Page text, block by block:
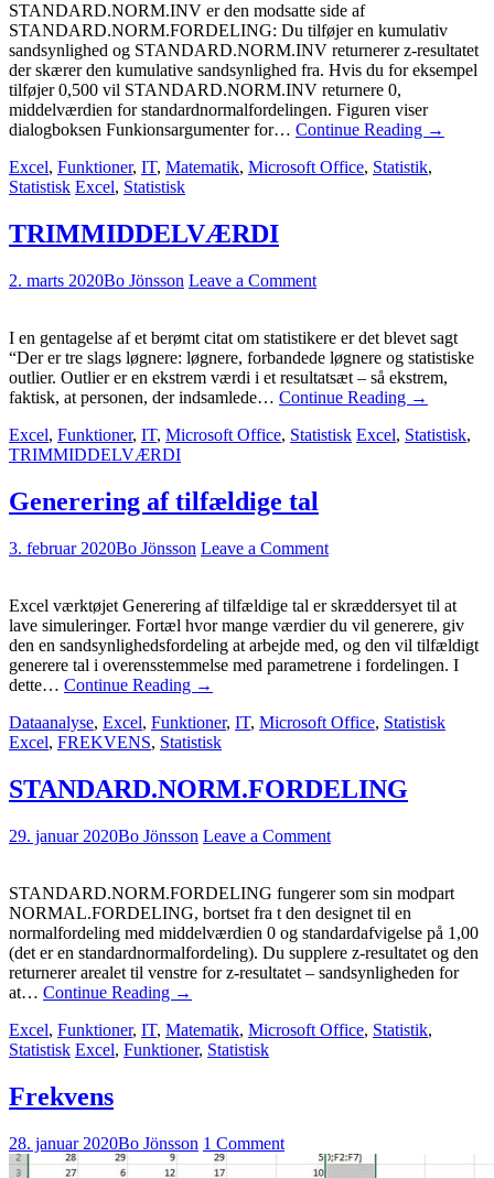
STANDARD.NORM.INV er den modsatte side af
STANDARD.NORM.FORDELING: Du tilføjer en kumulativ
sandsynlighed og STANDARD.NORM.INV returnerer z-resultatet
der skærer den kumulative sandsynlighed fra. Hvis du for eksempel
tilføjer 0,500 vil STANDARD.NORM.INV returnere 0,
middelværdien for standardnormalfordelingen. Figuren viser
dialogboksen Funkionsargumenter for… Continue Reading →
Excel, Funktioner, IT, Matematik, Microsoft Office, Statistik,
Statistisk Excel, Statistisk
TRIMMIDDELVÆRDI
2. marts 2020Bo Jönsson Leave a Comment
I en gentagelse af et berømt citat om statistikere er det blevet sagt
“Der er tre slags løgnere: løgnere, forbandede løgnere og statistiske
outlier. Outlier er en ekstrem værdi i et resultatsæt – så ekstrem,
faktisk, at personen, der indsamlede… Continue Reading →
Excel, Funktioner, IT, Microsoft Office, Statistisk Excel, Statistisk,
TRIMMIDDELVÆRDI
Generering af tilfældige tal
3. februar 2020Bo Jönsson Leave a Comment
Excel værktøjet Generering af tilfældige tal er skræddersyet til at
lave simuleringer. Fortæl hvor mange værdier du vil generere, giv
den en sandsynlighedsfordeling at arbejde med, og den vil tilfældigt
generere tal i overensstemmelse med parametrene i fordelingen. I
dette… Continue Reading →
Dataanalyse, Excel, Funktioner, IT, Microsoft Office, Statistisk
Excel, FREKVENS, Statistisk
STANDARD.NORM.FORDELING
29. januar 2020Bo Jönsson Leave a Comment
STANDARD.NORM.FORDELING fungerer som sin modpart
NORMAL.FORDELING, bortset fra t den designet til en
normalfordeling med middelværdien 0 og standardafvigelse på 1,00
(det er en standardnormalfordeling). Du supplere z-resultatet og den
returnerer arealet til venstre for z-resultatet – sandsynligheden for
at… Continue Reading →
Excel, Funktioner, IT, Matematik, Microsoft Office, Statistik,
Statistisk Excel, Funktioner, Statistisk
Frekvens
28. januar 2020Bo Jönsson 1 Comment